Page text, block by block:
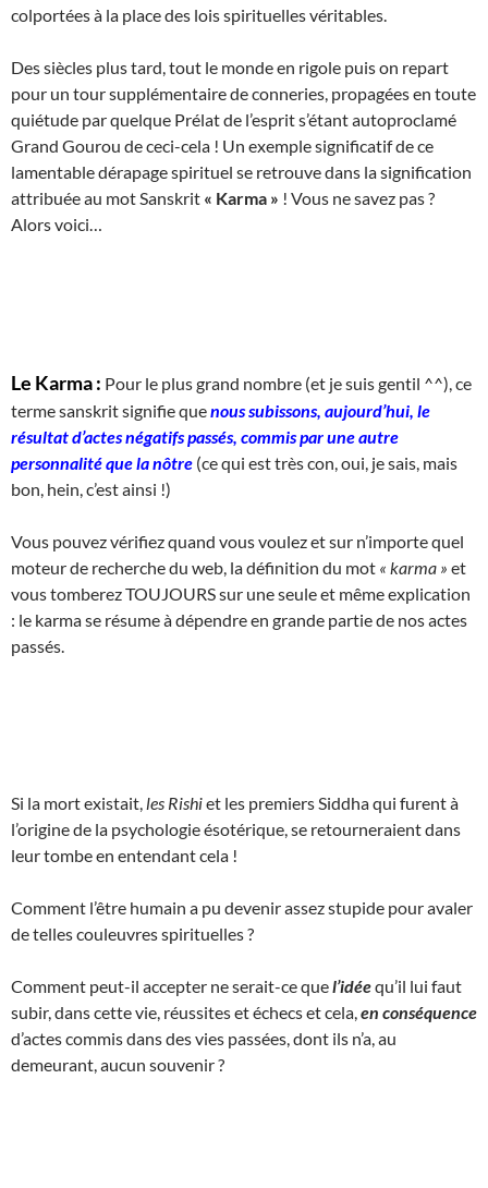
colportées à la place des lois spirituelles véritables.
Des siècles plus tard, tout le monde en rigole puis on repart
pour un tour supplémentaire de conneries, propagées en toute
quiétude par quelque Prélat de l’esprit s’étant autoproclamé
Grand Gourou de ceci-cela ! Un exemple significatif de ce
lamentable dérapage spirituel se retrouve dans la signification
attribuée au mot Sanskrit « Karma » ! Vous ne savez pas ?
Alors voici…
Le Karma : Pour le plus grand nombre (et je suis gentil ^^), ce
terme sanskrit signifie quenous subissons, aujourd’hui, le
résultat d’actes négatifs passés, commis par une autre
personnalité que la nôtre (ce qui est très con, oui, je sais, mais
bon, hein, c’est ainsi !)
Vous pouvez vérifiez quand vous voulez et sur n’importe quel
moteur de recherche du web, la définition du mot « karma » et
vous tomberez TOUJOURS sur une seule et même explication
: le karma se résume à dépendre en grande partie de nos actes
passés.
Si la mort existait, les Rishiet les premiers Siddha qui furent à
l’origine de la psychologie ésotérique, se retourneraient dans
leur tombe en entendant cela !
Comment l’être humain a pu devenir assez stupide pour avaler
de telles couleuvres spirituelles ?
Comment peut-il accepter ne serait-ce quel’idéequ’il lui faut
subir, dans cette vie, réussites et échecs et cela, en conséquence
d’actes commis dans des vies passées, dont ils n’a, au
demeurant, aucun souvenir ?